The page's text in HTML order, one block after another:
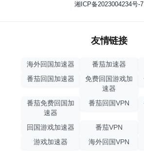
湘ICP备2023004234号-7
友情链接
海外回国加速器 番茄加速器
番茄回国加速器
免费回国游戏加
速器
番茄免费回国加
速器
番茄回国VPN
回国游戏加速器
番茄VPN
游戏加速器
海外回国VPN